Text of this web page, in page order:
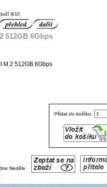
8/10
512GB 6Gbps
M.2 512GB 6Gbps
Přidat do košíku:
Neděle